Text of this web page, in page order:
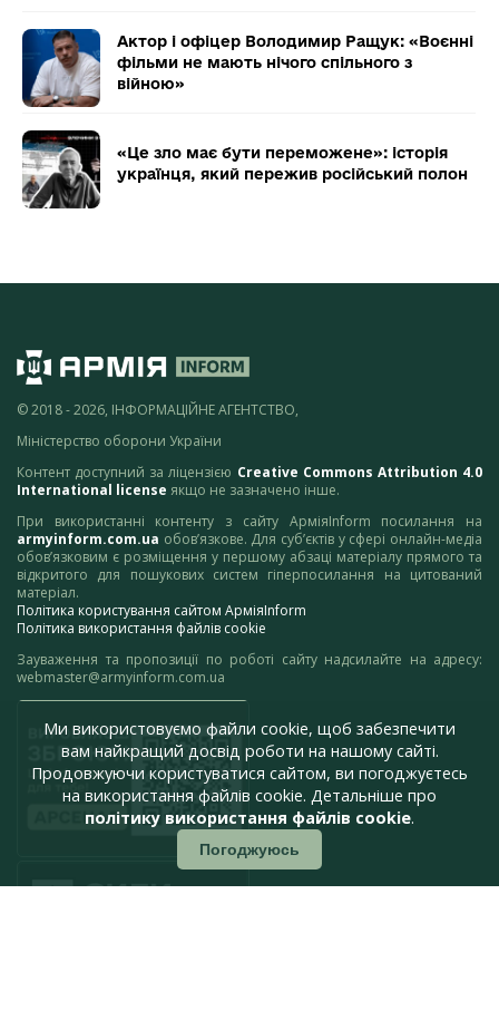
Актор і офіцер Володимир Ращук: «Воєнні
фільми не мають нічого спільного з
війною»
«Це зло має бути переможене»: історія
українця, який пережив російський полон
© 2018 - 2026, ІНФОРМАЦІЙНЕ АГЕНТСТВО,
Міністерство оборони України
Контент доступний за ліцензією Creative Commons Attribution 4.0
International license якщо не зазначено інше.
При використанні контенту з сайту АрміяInform посилання на
armyinform.com.ua обов’язкове. Для суб’єктів у сфері онлайн-медіа
обов’язковим є розміщення у першому абзаці матеріалу прямого та
відкритого для пошукових систем гіперпосилання на цитований
матеріал.
Політика користування сайтом АрміяInform
Політика використання файлів cookie
Зауваження та пропозиції по роботі сайту надсилайте на адресу:
webmaster@armyinform.com.ua
Ми використовуємо файли cookie, щоб забезпечити
вам найкращий досвід роботи на нашому сайті.
Продовжуючи користуватися сайтом, ви погоджуєтесь
на використання файлів cookie. Детальніше про
політику використання файлів cookie.
Погоджуюсь